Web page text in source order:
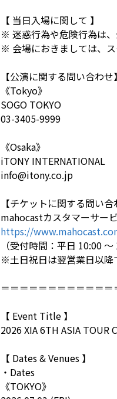
【 当日入場に関して 】
※ 迷惑行為や危険行為は、
※ 会場におきましては、
【公演に関する問い合わせ】
《Tokyo》
SOGO TOKYO
03-3405-9999
《Osaka》
iTONY INTERNATIONAL
info@itony.co.jp
【チケットに関する問い合
mahocastカスタマーサー
https://
（受付時間：平日 10:00 ～
※土日祝日は翌営業日以降
＝＝＝＝＝＝＝＝＝＝＝
【 Event Title 】
2026 XIA 6TH ASIA TOUR
【 Dates & Venues 】
・Dates
《TOKYO》